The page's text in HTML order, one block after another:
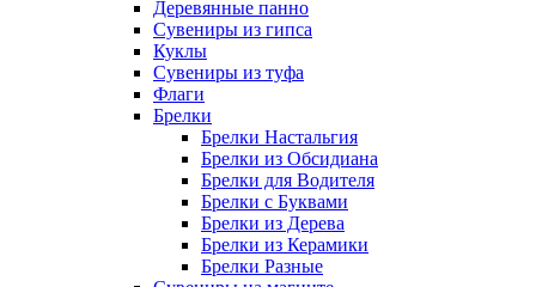
Деревянные панно
Сувениры из гипса
Куклы
Сувениры из туфа
Флаги
Брелки
Брелки Настальгия
Брелки из Обсидиана
Брелки для Водителя
Брелки с Буквами
Брелки из Дерева
Брелки из Керамики
Брелки Разные